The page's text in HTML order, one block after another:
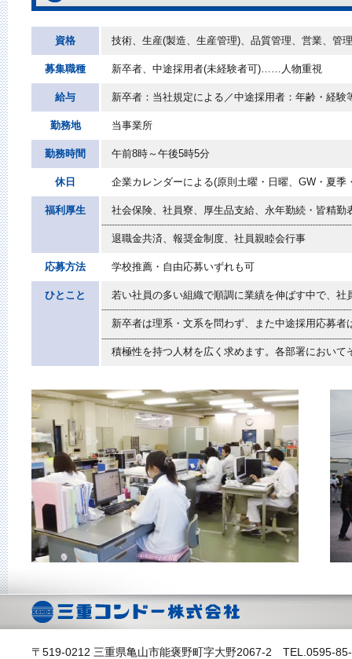
資格 技術、生産(製造、生産管理)、品質管理、営業、管
募集職種 新卒者、中途採用者(未経験者可)……人物重視
給与 新卒者：当社規定による／中途採用者：年齢・経験
勤務地 当事業所
勤務時間 午前8時～午後5時5分
休日 企業カレンダーによる(原則土曜・日曜、GW・夏季
福利厚生 社会保険、社員寮、厚生品支給、永年勤続・皆精勤
退職金共済、報奨金制度、社員親睦会行事
応募方法 学校推薦・自由応募いずれも可
ひとこと 若い社員の多い組織で順調に業績を伸ばす中で、社
新卒者は理系・文系を問わず、また中途採用応募者
積極性を持つ人材を広く求めます。各部署において
〒519-0212 三重県亀山市能褒野町字大野2067-2 TEL.0595-